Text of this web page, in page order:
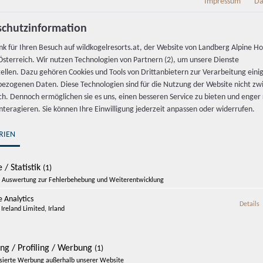
Land
für Ihren Besuch auf wildkogelresorts.at, der Website von Landberg Alpine
Wir nutzen Technologien von Partnern (2), um unsere Dienste
Dazu gehören Cookies und Tools von Drittanbietern zur Verarbeitung
Daten. Diese Technologien sind für die Nutzung der Website nicht
Dennoch ermöglichen sie es uns, einen besseren Service zu bieten und
Sie können Ihre Einwilligung jederzeit anpassen oder widerrufen.
/ Statistik (1)
Auswertung zur Fehlerbehebung und Weiterentwicklung
Analytics
Ireland Limited, Irland
Details
/ Profiling / Werbung (1)
Werbung außerhalb unserer Website